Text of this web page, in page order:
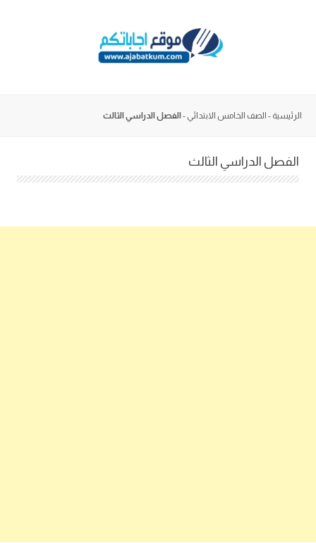
الرئيسية - الصف الخامس الابتدائي - الفصل الدراسي الثالث
الفصل الدراسي الثالث